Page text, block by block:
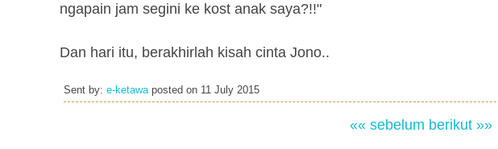
ngapain jam segini ke kost anak saya?!!"
Dan hari itu, berakhirlah kisah cinta Jono..
Sent by: e-ketawaposted on 11 July 2015
«« sebelum berikut »»